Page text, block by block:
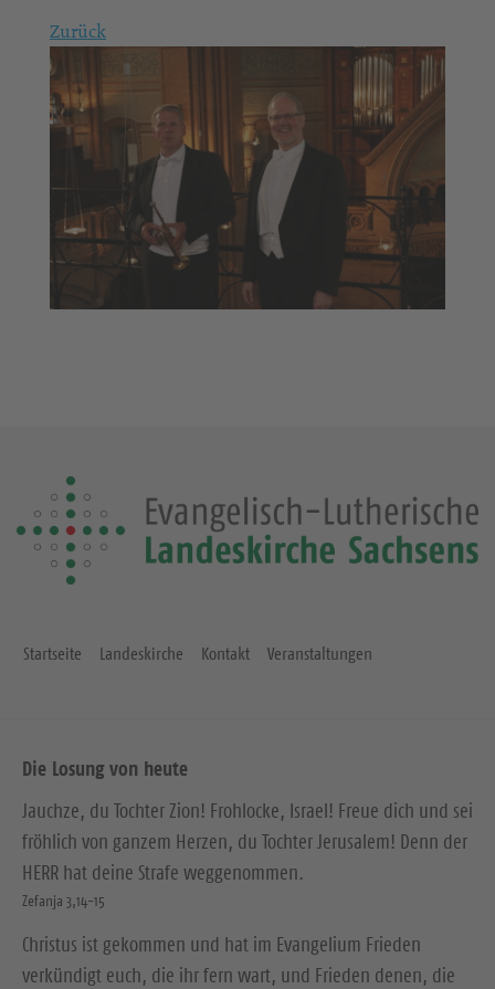
Zurück
Startseite Landeskirche Kontakt Veranstaltungen
Die Losung von heute
Jauchze, du Tochter Zion! Frohlocke, Israel! Freue dich und sei
fröhlich von ganzem Herzen, du Tochter Jerusalem! Denn der
HERR hat deine Strafe weggenommen.
Zefanja 3,14-15
Christus ist gekommen und hat im Evangelium Frieden
verkündigt euch, die ihr fern wart, und Frieden denen, die